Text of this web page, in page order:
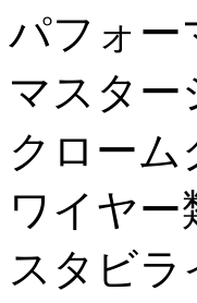
パフォー
マスター
クローム
ワイヤ
スタビラ